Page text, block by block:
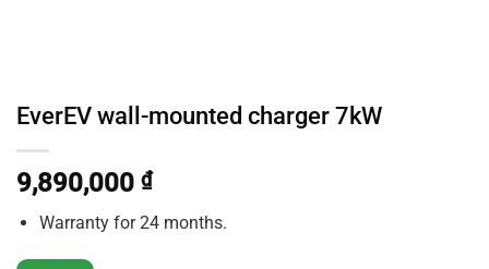
EverEV wall-mounted charger 7kW
9,890,000 ₫
Warranty for 24 months.